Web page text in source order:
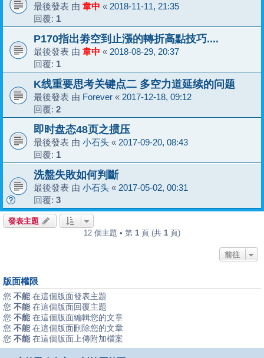
最後發表 由 韋中 « 2018-11-11, 21:35
回覆: 1
P170指出劵空到止漲的轉折高點技巧....
最後發表 由 韋中 « 2018-08-29, 20:37
回覆: 1
K线重要思考关键点二 多空力道延续的问题
最後發表 由 Forever « 2017-12-18, 09:12
回覆: 2
即时盘态48页之掼压
最後發表 由 小石头 « 2017-09-20, 08:43
回覆: 1
洗盤失敗如何判斷
最後發表 由 小石头 « 2017-05-02, 00:31
回覆: 3
發表主題
12 個主題 • 第 1 頁 (共 1 頁)
前往
版面權限
您 不能在這個版面發表主題
您 不能在這個版面回覆主題
您 不能在這個版面編輯您的文章
您 不能在這個版面刪除您的文章
您 不能在這個版面上傳附加檔案